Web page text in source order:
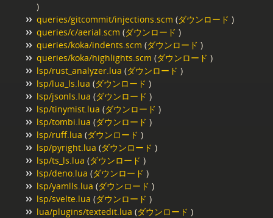
)
queries/gitcommit/injections.scm (ダウンロード )
queries/c/aerial.scm (ダウンロード )
queries/koka/indents.scm (ダウンロード )
queries/koka/highlights.scm (ダウンロード )
lsp/rust_analyzer.lua (ダウンロード )
lsp/lua_ls.lua (ダウンロード )
lsp/jsonls.lua (ダウンロード )
lsp/tinymist.lua (ダウンロード )
lsp/tombi.lua (ダウンロード )
lsp/ruff.lua (ダウンロード )
lsp/pyright.lua (ダウンロード )
lsp/ts_ls.lua (ダウンロード )
lsp/deno.lua (ダウンロード )
lsp/yamlls.lua (ダウンロード )
lsp/svelte.lua (ダウンロード )
lua/plugins/textedit.lua (ダウンロード )